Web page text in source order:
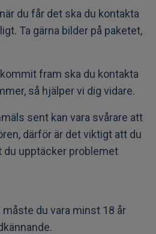
du får det ska du kontakta
Ta gärna bilder på paketet,
fram ska du kontakta
så hjälper vi dig vidare.
sent kan vara svårare att
därför är det viktigt att du
du upptäcker problemet
du vara minst 18 år